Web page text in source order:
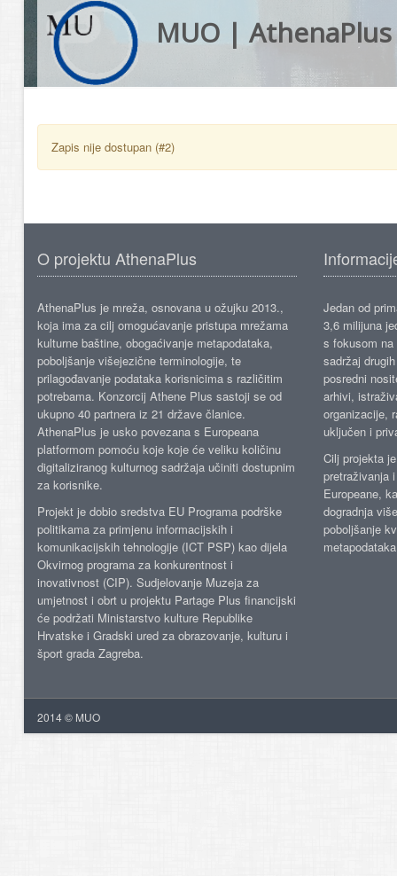
MUO | AthenaPlus
Zapis nije dostupan (#2)
O projektu AthenaPlus
AthenaPlus je mreža, osnovana u ožujku 2013.,
koja ima za cilj omogućavanje pristupa mrežama
kulturne baštine, obogaćivanje metapodataka,
poboljšanje višejezične terminologije, te
prilagođavanje podataka korisnicima s različitim
potrebama. Konzorcij Athene Plus sastoji se od
ukupno 40 partnera iz 21 države članice.
AthenaPlus je usko povezana s Europeana
platformom pomoću koje koje će veliku količinu
digitaliziranog kulturnog sadržaja učiniti dostupnim
za korisnike.
Projekt je dobio sredstva EU Programa podrške
politikama za primjenu informacijskih i
komunikacijskih tehnologije (ICT PSP) kao dijela
Okvirnog programa za konkurentnost i
inovativnost (CIP). Sudjelovanje Muzeja za
umjetnost i obrt u projektu Partage Plus financijski
će podržati Ministarstvo kulture Republike
Hrvatske i Gradski ured za obrazovanje, kulturu i
šport grada Zagreba.
Jedan od
3,6 milijuna
s fokusom
sadržaj
posredni
arhivi,
organizacije,
uključen i
Cilj projekta
pretraživanja
Europeane,
dogradnja
poboljšanje
2014 © MUO